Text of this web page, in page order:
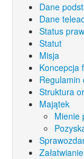
Dane
Dane
Status
Statut
Misja
Koncepcja
Regulamin
Struktura
Majątek
Mienie